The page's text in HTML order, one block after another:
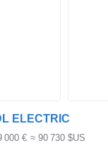
ELECTRIC
000 € ≈ 90 730 $US